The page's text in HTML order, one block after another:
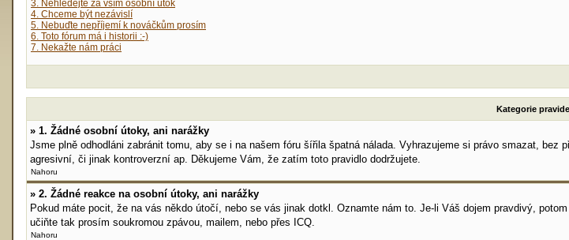
3. Nehledejte za vším osobní útok
4. Chceme být nezávislí
5. Nebuďte nepříjemí k nováčkům prosím
6. Toto fórum má i historii :-)
7. Nekažte nám práci
Kategorie
» 1. Žádné osobní útoky, ani narážky
Jsme plně odhodláni zabránit tomu, aby se i na našem fóru šířila špatná nálada. Vyhrazujeme si právo smazat,
agresivní, či jinak kontroverzní ap. Děkujeme Vám, že zatím toto pravidlo dodržujete.
Nahoru
» 2. Žádné reakce na osobní útoky, ani narážky
Pokud máte pocit, že na vás někdo útočí, nebo se vás jinak dotkl. Oznamte nám to. Je-li Váš dojem pravdivý,
učiňte tak prosím soukromou zpávou, mailem, nebo přes ICQ.
Nahoru